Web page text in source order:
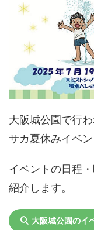
大阪城公園で行
サカ夏休みイベン
イベントの日程
紹介します。
大阪城公園のイ